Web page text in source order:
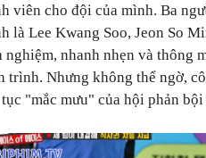
viên cho đội của mình. Ba
là Lee Kwang Soo, Jeon So
nghiệm, nhanh nhẹn và thông
trình. Nhưng không thể ngờ,
"mắc mưu" của hội phản